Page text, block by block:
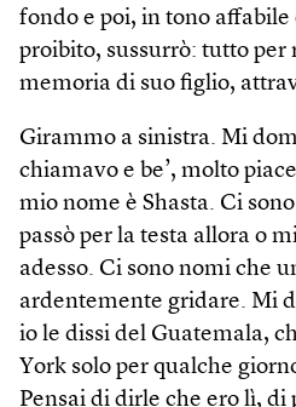
fondo e poi, in tono affabile
proibito, sussurrò: tutto per
memoria di suo figlio,
Girammo a sinistra. Mi
chiamavo e be’, molto
mio nome è Shasta. Ci
passò per la testa allora o
adesso. Ci sono nomi che
ardentemente gridare. Mi
io le dissi del Guatemala,
York solo per qualche
Pensai di dirle che ero lì, di